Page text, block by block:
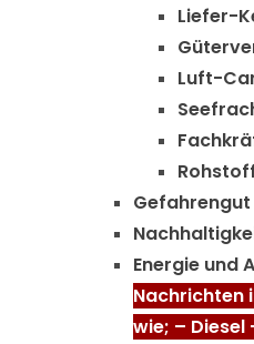
Liefer-
Luft-
Gefahrengut
Energie und
Nachrichten
wie; – Diesel